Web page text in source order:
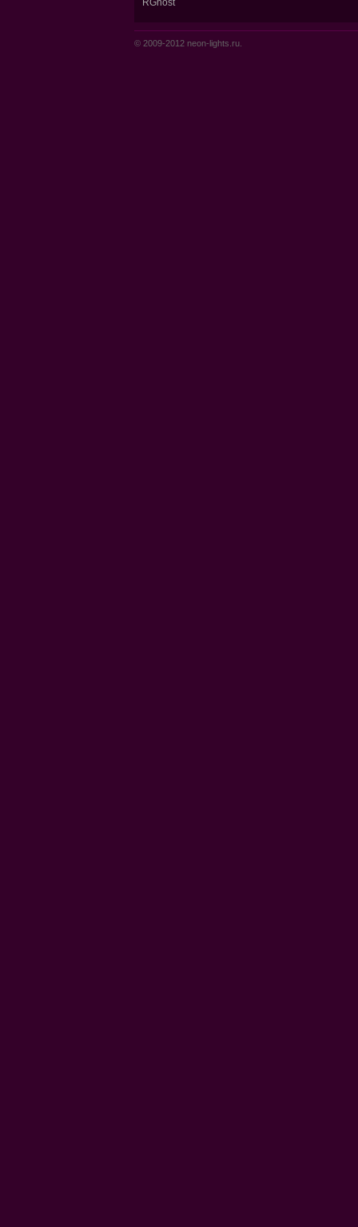
© 2009-2012 neon-lights.ru.